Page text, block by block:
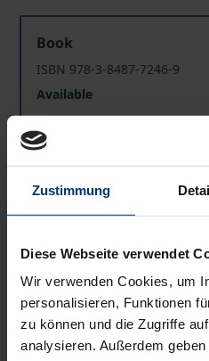
Zustimmung
Diese Webseite verwendet
Wir verwenden Cookies, um
personalisieren, Funktionen
zu können und die Zugriffe
analysieren. Außerdem
Book
ISBN 978-3-8487-7246-9
Available
Die Ökonomisierung des
ISBN 978-3-7489-1263-7
Available
may vary at checkout.
Add